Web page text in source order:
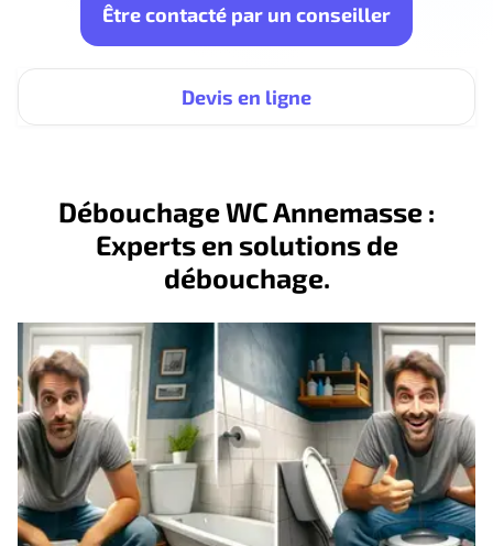
Être contacté par un conseiller
Devis en ligne
Débouchage WC Annemasse :
Experts en solutions de
débouchage.